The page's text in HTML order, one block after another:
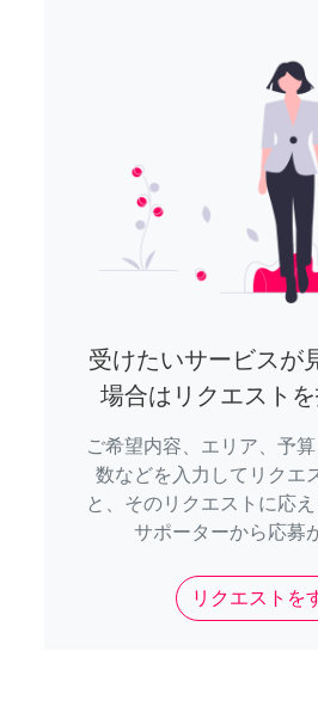
受けたいサービスが
場合はリクエスト
ご希望内容、エリア、予
数などを入力してリクエ
と、そのリクエストに応
サポーターから応募
リクエストを